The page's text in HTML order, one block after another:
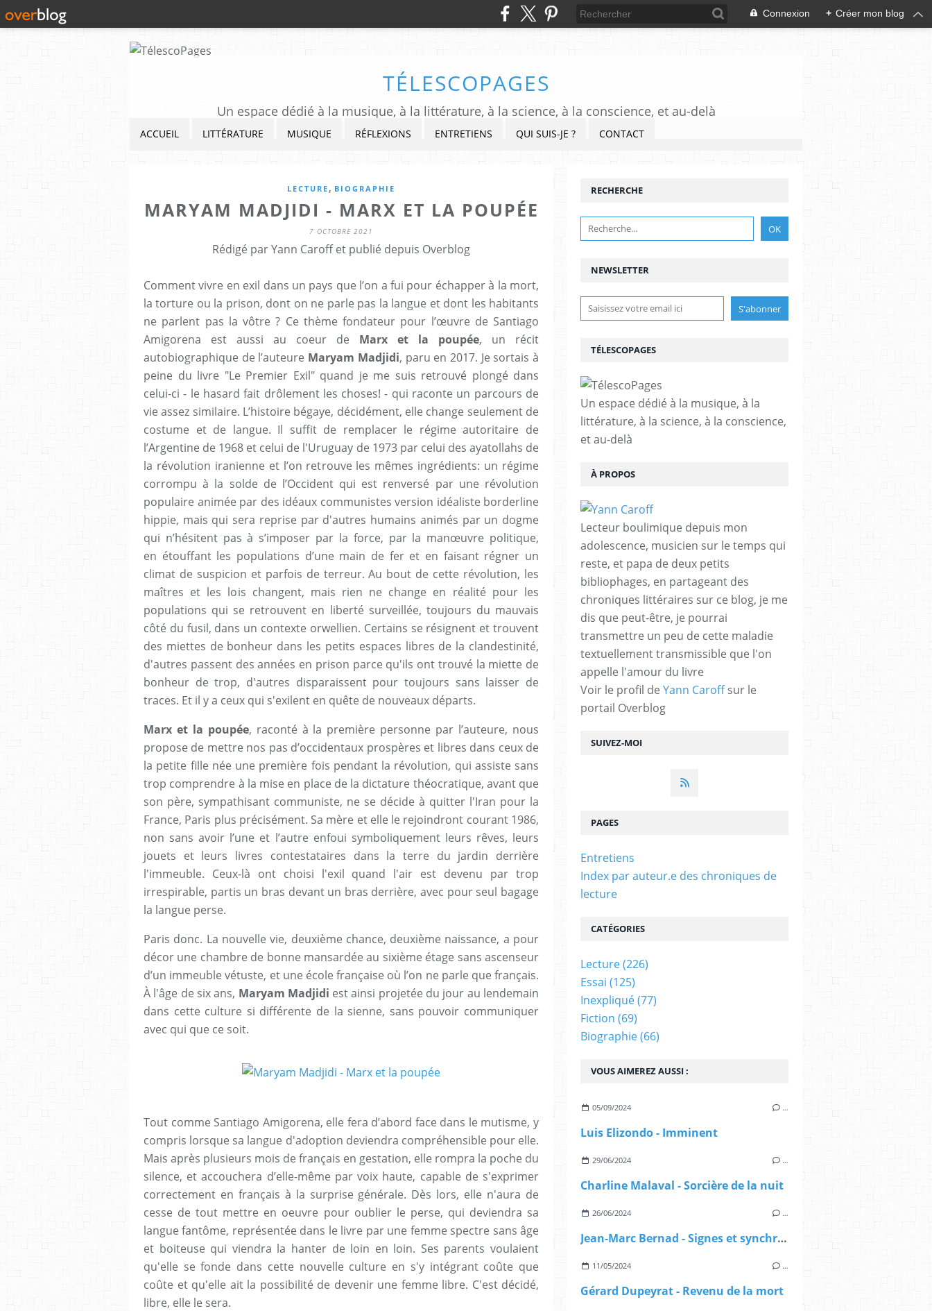
Connexion + Créer mon blog
TÉLESCOPAGES
Un espace dédié à la musique, à la littérature, à la science, à la conscience, et au-delà
ACCUEIL LITTÉRATURE MUSIQUE RÉFLEXIONS ENTRETIENS QUI SUIS-JE ? CONTACT
LECTURE , BIOGRAPHIE
MARYAM MADJIDI - MARX ET LA POUPÉE
7 OCTOBRE 2021
Rédigé par Yann Caroff et publié depuis Overblog
Comment vivre en exil dans un pays que l’on a fui pour échapper à la mort,
la torture ou la prison, dont on ne parle pas la langue et dont les habitants
ne parlent pas la vôtre ? Ce thème fondateur pour l’œuvre de Santiago
Amigorena est aussi au coeur de Marx et la poupée, un récit
autobiographique de l’auteure Maryam Madjidi, paru en 2017. Je sortais à
peine du livre "Le Premier Exil" quand je me suis retrouvé plongé dans
celui-ci - le hasard fait drôlement les choses! - qui raconte un parcours de
vie assez similaire. L’histoire bégaye, décidément, elle change seulement de
costume et de langue. Il suffit de remplacer le régime autoritaire de
l’Argentine de 1968 et celui de l'Uruguay de 1973 par celui des ayatollahs de
la révolution iranienne et l’on retrouve les mêmes ingrédients: un régime
corrompu à la solde de l’Occident qui est renversé par une révolution
populaire animée par des idéaux communistes version idéaliste borderline
hippie, mais qui sera reprise par d'autres humains animés par un dogme
qui n’hésitent pas à s’imposer par la force, par la manœuvre politique,
en étouffant les populations d’une main de fer et en faisant régner un
climat de suspicion et parfois de terreur. Au bout de cette révolution, les
maîtres et les lois changent, mais rien ne change en réalité pour les
populations qui se retrouvent en liberté surveillée, toujours du mauvais
côté du fusil, dans un contexte orwellien. Certains se résignent et trouvent
des miettes de bonheur dans les petits espaces libres de la clandestinité,
d'autres passent des années en prison parce qu'ils ont trouvé la miette de
bonheur de trop, d'autres disparaissent pour toujours sans laisser de
traces. Et il y a ceux qui s'exilent en quête de nouveaux départs.
Marx et la poupée, raconté à la première personne par l’auteure, nous
propose de mettre nos pas d’occidentaux prospères et libres dans ceux de
la petite fille née une première fois pendant la révolution, qui assiste sans
trop comprendre à la mise en place de la dictature théocratique, avant que
son père, sympathisant communiste, ne se décide à quitter l'Iran pour la
France, Paris plus précisément. Sa mère et elle le rejoindront courant 1986,
non sans avoir l’une et l’autre enfoui symboliquement leurs rêves, leurs
jouets et leurs livres contestataires dans la terre du jardin derrière
l'immeuble. Ceux-là ont choisi l'exil quand l'air est devenu par trop
irrespirable, partis un bras devant un bras derrière, avec pour seul bagage
la langue perse.
Paris donc. La nouvelle vie, deuxième chance, deuxième naissance, a pour
décor une chambre de bonne mansardée au sixième étage sans ascenseur
d’un immeuble vétuste, et une école française où l’on ne parle que français.
À l'âge de six ans, Maryam Madjidi est ainsi projetée du jour au lendemain
dans cette culture si différente de la sienne, sans pouvoir communiquer
avec qui que ce soit.
Tout comme Santiago Amigorena, elle fera d’abord face dans le mutisme, y
compris lorsque sa langue d'adoption deviendra compréhensible pour elle.
Mais après plusieurs mois de français en gestation, elle rompra la poche du
silence, et accouchera d’elle-même par voix haute, capable de s'exprimer
correctement en français à la surprise générale. Dès lors, elle n'aura de
cesse de tout mettre en oeuvre pour oublier le perse, qui deviendra sa
langue fantôme, représentée dans le livre par une femme spectre sans âge
et boiteuse qui viendra la hanter de loin en loin. Ses parents voulaient
qu'elle se fonde dans cette nouvelle culture en s'y intégrant coûte que
coûte et qu'elle ait la possibilité de devenir une femme libre. C'est décidé,
libre, elle le sera.
NEWSLETTER
SUIVEZ-MOI
RECHERCHE
TÉLESCOPAGES
Un espace dédié à la musique, à la
littérature, à la science, à la conscience,
et au-delà
À PROPOS
Lecteur boulimique depuis mon
adolescence, musicien sur le temps qui
reste, et papa de deux petits
bibliophages, en partageant des
chroniques littéraires sur ce blog, je me
dis que peut-être, je pourrai
transmettre un peu de cette maladie
textuellement transmissible que l'on
appelle l'amour du livre
Voir le profil de Yann Caroffsur le
portail Overblog
VOUS AIMEREZ AUSSI :
05/09/2024 …
Luis Elizondo - Imminent
29/06/2024 …
Charline Malaval - Sorcière de la nuit
26/06/2024 …
Jean-Marc Bernad - Signes et synchronicités
11/05/2024 …
Gérard Dupeyrat - Revenu de la mort
PAGES
Entretiens
Index par auteur.e des chroniques de
lecture
CATÉGORIES
Lecture(226)
Essai (125)
Inexpliqué(77)
Fiction (69)
Biographie(66)